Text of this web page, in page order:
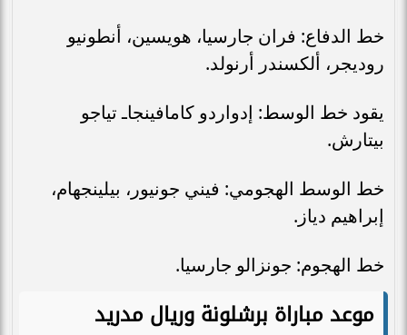
خط الدفاع: فران جارسيا، هويسين، أنطونيو
روديجر، ألكسندر أرنولد.
يقود خط الوسط: إدواردو كامافينجاـ تياجو
بيتارش.
خط الوسط الهجومي: فيني جونيور، بيلينجهام،
إبراهيم دياز.
خط الهجوم: جونزالو جارسيا.
موعد مباراة برشلونة وريال مدريد